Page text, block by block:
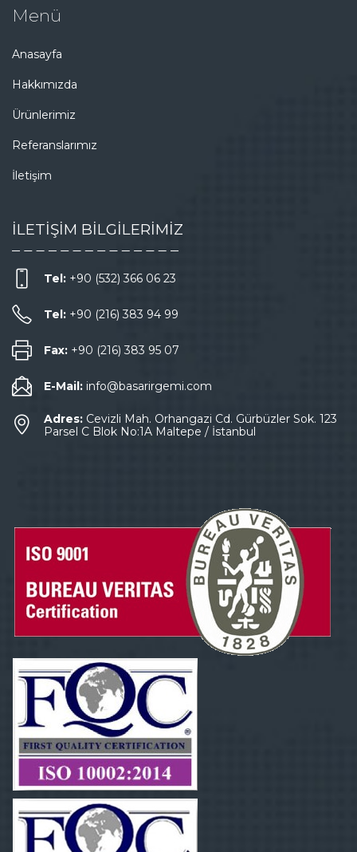
Menü
Anasayfa
Hakkımızda
Ürünlerimiz
Referanslarımız
İletişim
İLETİŞİM BİLGİLERİMİZ
Tel: +90 (532) 366 06 23
Tel: +90 (216) 383 94 99
Fax: +90 (216) 383 95 07
E-Mail: info@basarirgemi.com
Adres: Cevizli Mah. Orhangazi Cd. Gürbüzler Sok. 123
Parsel C Blok No:1A Maltepe / İstanbul